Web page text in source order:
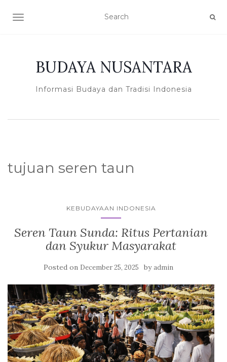
TOGGLE NAVIGATION
BUDAYA NUSANTARA
Informasi Budaya dan Tradisi Indonesia
tujuan seren taun
KEBUDAYAAN INDONESIA
Seren Taun Sunda: Ritus Pertanian
dan Syukur Masyarakat
Posted on December 25, 2025 byadmin